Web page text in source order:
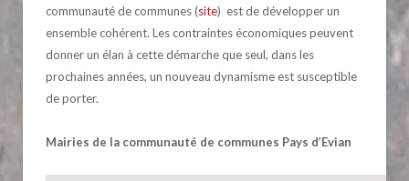
communauté de communes (site) est de développer un
ensemble cohérent. Les contraintes économiques peuvent
donner un élan à cette démarche que seul, dans les
prochaines années, un nouveau dynamisme est susceptible
de porter.
Mairies de la communauté de communes Pays d’Evian